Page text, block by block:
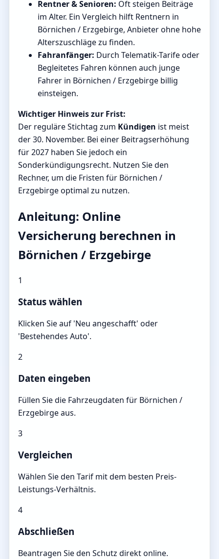
Rentner & Senioren: Oft steigen Beiträge
im Alter. Ein Vergleich hilft Rentnern in
Börnichen / Erzgebirge, Anbieter ohne hohe
Alterszuschläge zu finden.
Fahranfänger: Durch Telematik-Tarife oder
Begleitetes Fahren können auch junge
Fahrer in Börnichen / Erzgebirge billig
einsteigen.
Wichtiger Hinweis zur Frist:
Der reguläre Stichtag zum Kündigen ist meist
der 30. November. Bei einer Beitragserhöhung
für 2027 haben Sie jedoch ein
Sonderkündigungsrecht. Nutzen Sie den
Rechner, um die Fristen für Börnichen /
Erzgebirge optimal zu nutzen.
Anleitung: Online
Versicherung berechnen in
Börnichen / Erzgebirge
1
Status wählen
Klicken Sie auf 'Neu angeschafft' oder
'Bestehendes Auto'.
2
Daten eingeben
Füllen Sie die Fahrzeugdaten für Börnichen /
Erzgebirge aus.
3
Vergleichen
Wählen Sie den Tarif mit dem besten Preis-
Leistungs-Verhältnis.
4
Abschließen
Beantragen Sie den Schutz direkt online.